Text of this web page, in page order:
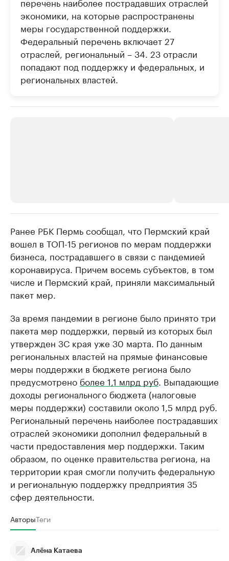
экономики, на которые распространены
меры государственной поддержки.
Федеральный перечень включает 27
отраслей, региональный – 34. 23 отрасли
попадают под поддержку и федеральных, и
региональных властей.
Крупнейшие производители и
продавцы медийной продукции
Ознакомьтесь с информацией в каталоге
Страховые
Посмотрите в
Ранее РБК Пермь сообщал, что Пермский край
вошел в ТОП-15 регионов по мерам поддержки
бизнеса, пострадавшего в связи с пандемией
коронавируса. Причем восемь субъектов, в том
числе и Пермский край, приняли максимальный
пакет мер.
За время пандемии в регионе было принято три
пакета мер поддержки, первый из которых был
утвержден ЗС края уже 30 марта. По данным
региональных властей на прямые финансовые
меры поддержки в бюджете региона было
предусмотрено более 1,1 млрд руб . Выпадающие
доходы регионального бюджета (налоговые
меры поддержки) составили около 1,5 млрд руб.
Региональный перечень наиболее пострадавших
отраслей экономики дополнил федеральный в
части предоставления мер поддержки. Таким
образом, по оценке правительства региона, на
территории края смогли получить федеральную
и региональную поддержку предприятия 35
сфер деятельности.
АвторыТеги
Алёна Катаева